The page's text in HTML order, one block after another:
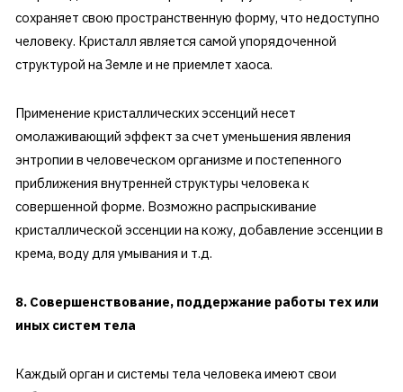
сохраняет свою пространственную форму, что недоступно
человеку. Кристалл является самой упорядоченной
структурой на Земле и не приемлет хаоса.
Применение кристаллических эссенций несет
омолаживающий эффект за счет уменьшения явления
энтропии в человеческом организме и постепенного
приближения внутренней структуры человека к
совершенной форме. Возможно распрыскивание
кристаллической эссенции на кожу, добавление эссенции в
крема, воду для умывания и т.д.
8. Совершенствование, поддержание работы тех или
иных систем тела
Каждый орган и системы тела человека имеют свои